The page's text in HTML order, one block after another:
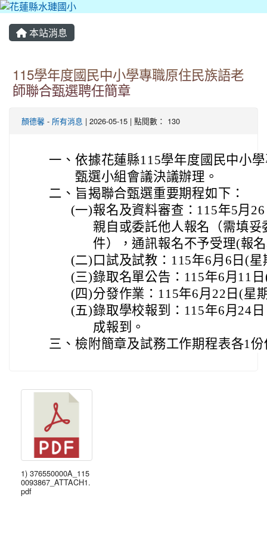
本站消息
115學年度國民中小學專職原住民族語老
師聯合甄選聘任簡章
顏德馨 - 所有消息 | 2026-05-15 | 點閱數： 130
一、 依據花蓮縣115學年度國民中小
甄選小組會議決議辦理。
二、 旨揭聯合甄選重要期程如下：
(一)報名及資料審查：115年5月
親自或委託他人報名（需填
件），通訊報名不予受理(報
(二) 口試及試教：115年6月6日(星
(三)錄取名單公告：115年6月11
(四)分發作業：115年6月22日(星
(五)錄取學校報到：115年6月24
成報到。
三、 檢附簡章及試務工作期程表各1
1) 376550000A_115
0093867_ATTACH1.
pdf